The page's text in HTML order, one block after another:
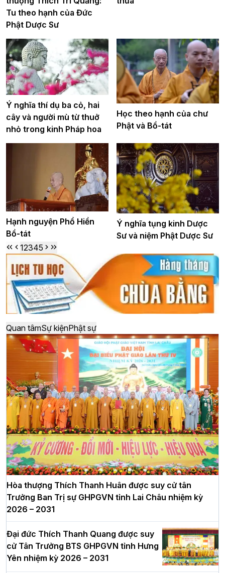
Tu theo hạnh của Đức
Phật Dược Sư
Ý nghĩa thí dụ ba cỏ, hai
cây và người mù từ thuở
nhỏ trong kinh Pháp hoa
Học theo hạnh của chư
Phật và Bồ-tát
Hạnh nguyện Phổ Hiền
Bồ-tát
Ý nghĩa tụng kinh Dược
Sư và niệm Phật Dược Sư
12345
Quan tâmSự kiệnPhật sự
Hòa thượng Thích Thanh Huân được suy cử tân
Trưởng Ban Trị sự GHPGVN tỉnh Lai Châu nhiệm kỳ
2026 – 2031
Đại đức Thích Thanh Quang được suy
cử Tân Trưởng BTS GHPGVN tỉnh Hưng
Yên nhiệm kỳ 2026 – 2031